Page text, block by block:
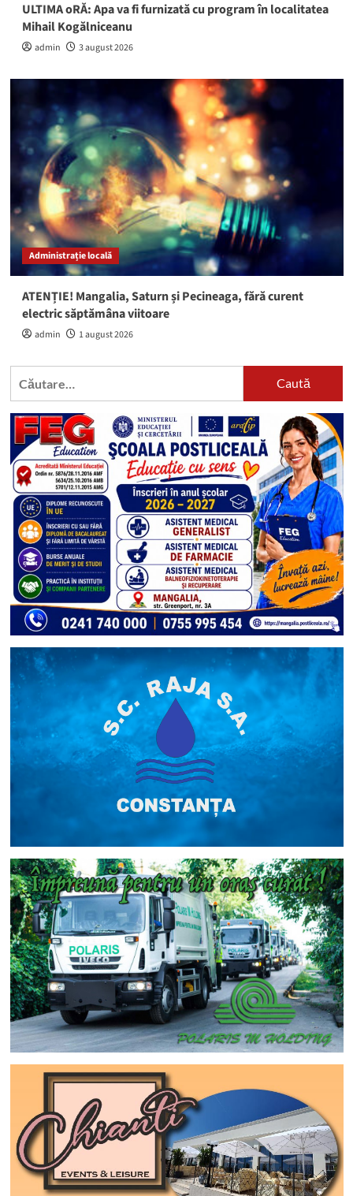
ULTIMA oRĂ: Apa va fi furnizată cu program în localitatea
Mihail Kogălniceanu
admin 3 august 2026
Administrație locală
ATENȚIE! Mangalia, Saturn și Pecineaga, fără curent
electric săptămâna viitoare
admin 1 august 2026
Caută